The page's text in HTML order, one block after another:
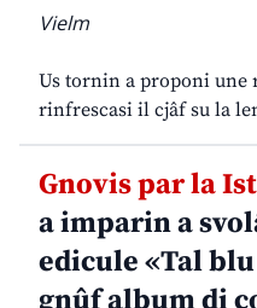
Vielm
Us tornin a proponi
rinfrescasi il cjâf su la
Gnovis par la
a imparin a
edicule «Tal